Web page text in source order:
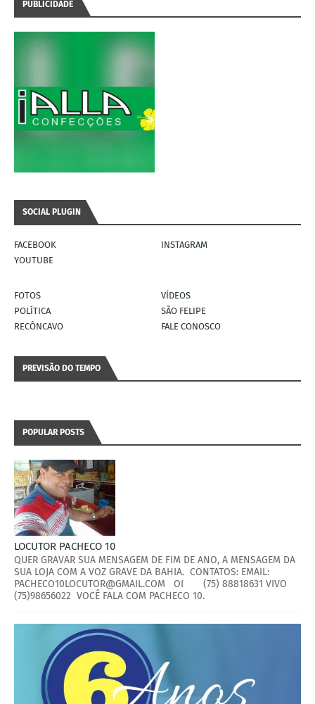
PUBLICIDADE
SOCIAL PLUGIN
FACEBOOK
INSTAGRAM
YOUTUBE
FOTOS
VÍDEOS
POLÍTICA
SÃO FELIPE
RECÔNCAVO
FALE CONOSCO
PREVISÃO DO TEMPO
POPULAR POSTS
LOCUTOR PACHECO 10
QUER GRAVAR SUA MENSAGEM DE FIM DE ANO, A MENSAGEM DA
SUA LOJA COM A VOZ GRAVE DA BAHIA. CONTATOS: EMAIL:
PACHECO10LOCUTOR@GMAIL.COM OI (75) 88818631 VIVO
(75)98656022 VOCÊ FALA COM PACHECO 10.